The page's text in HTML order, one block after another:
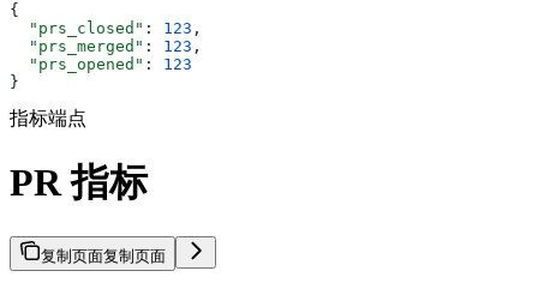
{
  "prs_closed"
: 123 ,
  "prs_merged"
: 123 ,
  "prs_opened"
: 123
}
指标端点
PR 指标
复制页面复制页面